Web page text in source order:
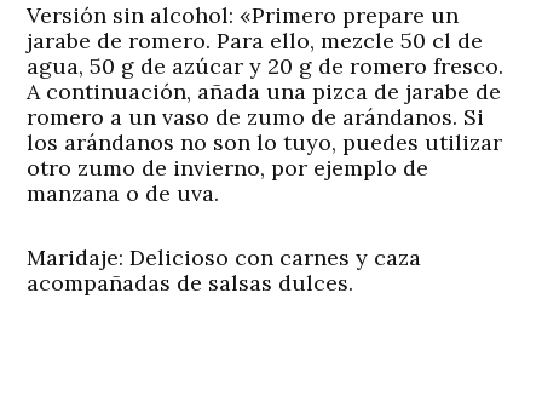
Versión sin alcohol: «Primero prepare un
jarabe de romero. Para ello, mezcle 50 cl de
agua, 50 g de azúcar y 20 g de romero fresco.
A continuación, añada una pizca de jarabe de
romero a un vaso de zumo de arándanos. Si
los arándanos no son lo tuyo, puedes utilizar
otro zumo de invierno, por ejemplo de
manzana o de uva.
Maridaje: Delicioso con carnes y caza
acompañadas de salsas dulces.